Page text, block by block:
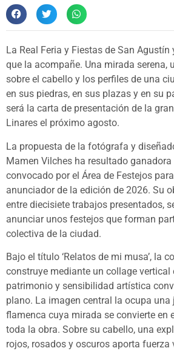
La Real Feria y Fiestas de San
que la acompañe. Una mirada serena,
sobre el cabello y los perfiles de una
en sus piedras, en sus plazas y en su
será la carta de presentación de la
Linares el próximo agosto.
La propuesta de la fotógrafa y
Mamen Vilches ha resultado
convocado por el Área de Festejos
anunciador de la edición de 2026. Su
entre diecisiete trabajos presentados,
anunciar unos festejos que forman
colectiva de la ciudad.
Bajo el título ‘Relatos de mi musa’, la
construye mediante un collage vertical
patrimonio y sensibilidad artística
plano. La imagen central la ocupa una
flamenca cuya mirada se convierte en
toda la obra. Sobre su cabello, una
rojos, rosados y oscuros aporta fuerza